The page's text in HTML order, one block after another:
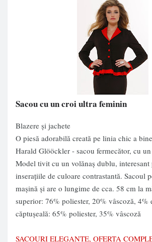
Sacou cu un croi ultra feminin
Blazere și jachete
O piesă adorabilă creată pe linia chic a
Harald Glööckler - sacou fermecător, cu
Model tivit cu un volănaş dublu, interesant
inseraţiile de culoare contrastantă. Sacoul
maşină şi are o lungime de cca. 58 cm la
superior: 76% poliester, 20% vâscoză, 4%
căptuşeală: 65% poliester, 35% vâscoză
SACOURI ELEGANTE, OFERTA